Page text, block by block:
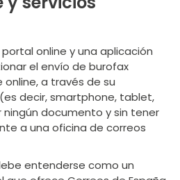
portal online y una aplicación
el envío de burofax
a través de su
decir, smartphone, tablet,
ningún documento y sin tener
a una oficina de correos
entenderse como un